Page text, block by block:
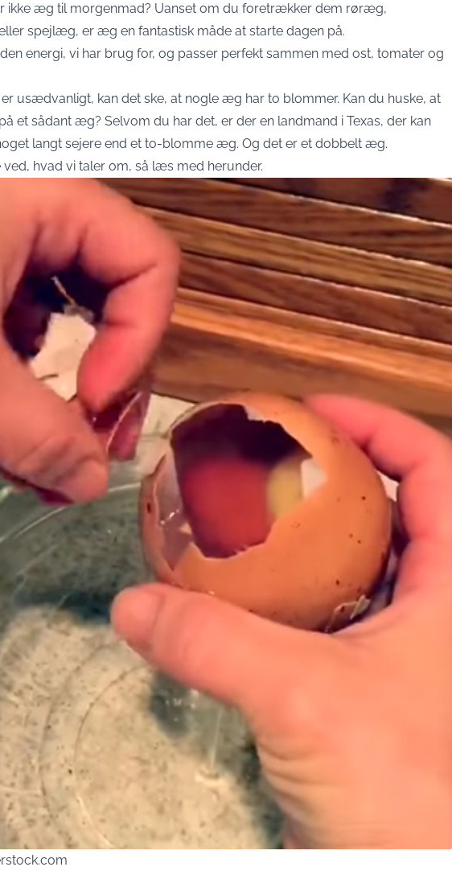
ikke æg til morgenmad? Uanset om du foretrækker dem røræg,
spejlæg, er æg en fantastisk måde at starte dagen på.
energi, vi har brug for, og passer perfekt sammen med ost, tomater og
usædvanligt, kan det ske, at nogle æg har to blommer. Kan du huske, at
et sådant æg? Selvom du har det, er der en landmand i Texas, der kan
langt sejere end et to-blomme æg. Og det er et dobbelt æg.
ved, hvad vi taler om, så læs med herunder.